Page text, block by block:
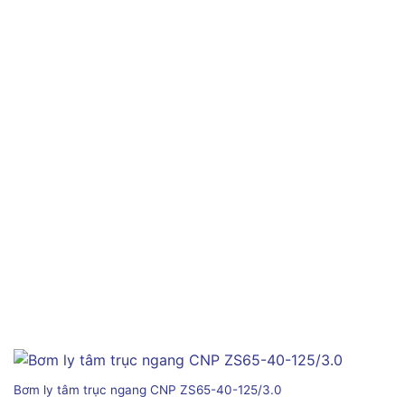
Bơm ly tâm trục ngang CNP ZS65-40-125/3.0